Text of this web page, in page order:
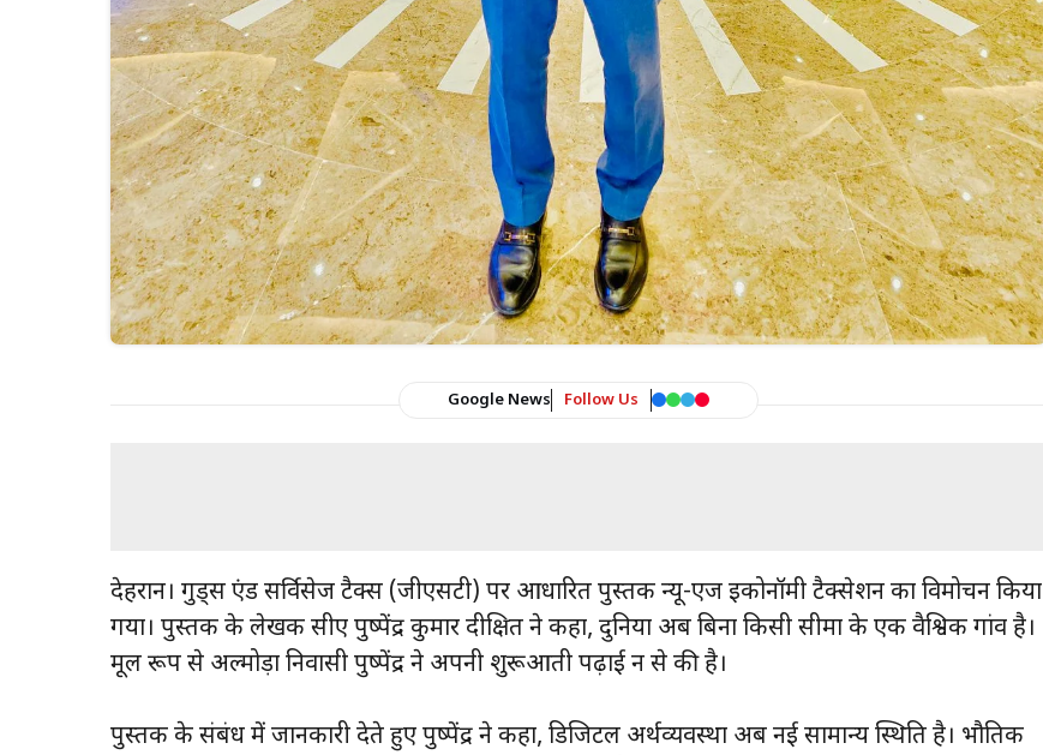
Google News Follow Us
देहरादून। गुड्स एंड सर्विसेज टैक्स (जीएसटी) पर आधारित पुस्तक न्यू-एज इकोनॉमी टैक्सेशन का विमोचन किया
गया। पुस्तक के लेखक सीए पुष्पेंद्र कुमार दी​क्षित ने कहा, दुनिया अब बिना किसी सीमा के एक वै​श्विक गांव है।
मूल रूप से अल्मोड़ा निवासी पुष्पेंद्र ने अपनी शुरूआती पढ़ाई दून से की है।
पुस्तक के संबंध में जानकारी देते हुए पुष्पेंद्र ने कहा, डिजिटल अर्थव्यवस्था अब नई सामान्य स्थिति है। भौतिक